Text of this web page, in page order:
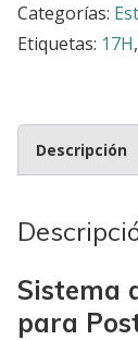
Categorías:
Etiquetas: 17H,
Descripción
Sistema
para